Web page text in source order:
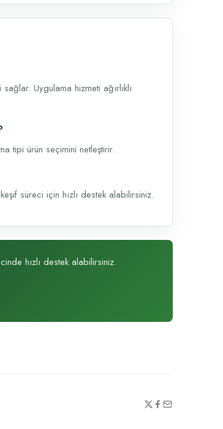
Uygulama hizmeti ağırlıklı
tipi ürün seçimini netleştirir.
süreci için hızlı destek alabilirsiniz.
hızlı destek alabilirsiniz.